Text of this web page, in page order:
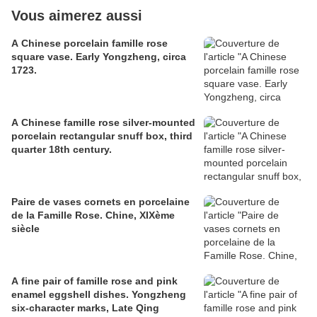
Vous aimerez aussi
A Chinese porcelain famille rose
square vase. Early Yongzheng, circa
1723.
A Chinese famille rose silver-mounted
porcelain rectangular snuff box, third
quarter 18th century.
Paire de vases cornets en porcelaine
de la Famille Rose. Chine, XIXème
siècle
A fine pair of famille rose and pink
enamel eggshell dishes. Yongzheng
six-character marks, Late Qing